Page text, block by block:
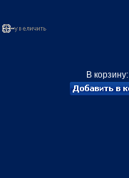
В корзину: